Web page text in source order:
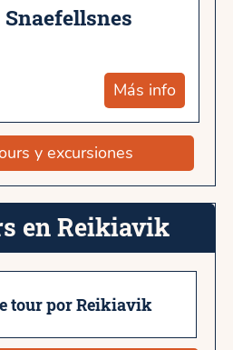
Más info
y excursiones
en Reikiavik
tour por Reikiavik